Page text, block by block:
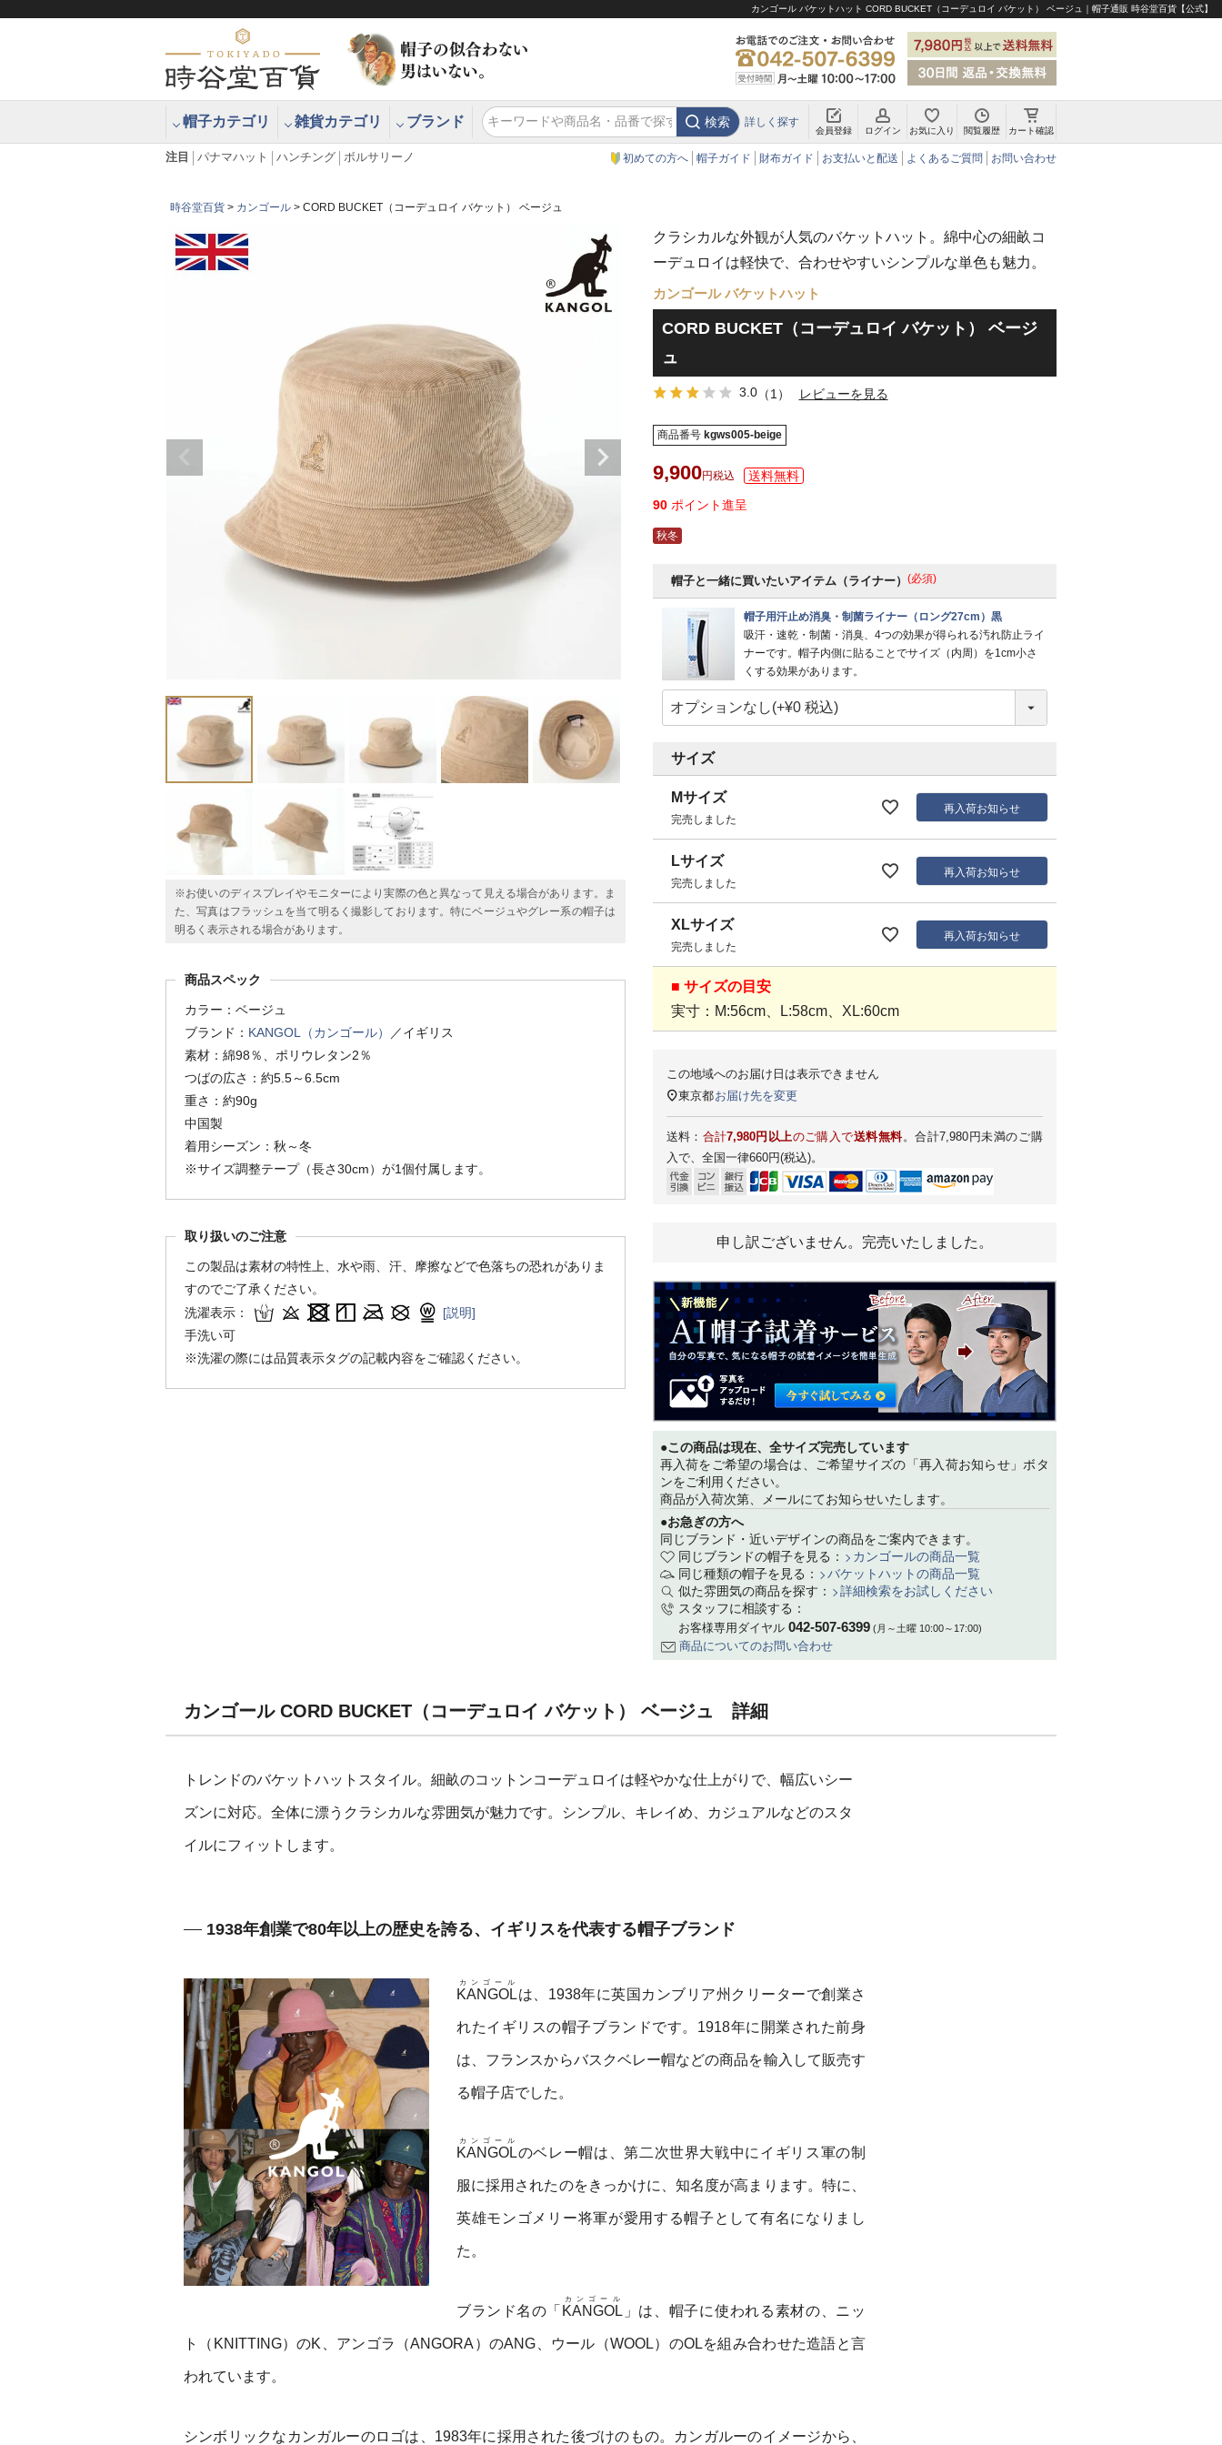
カンゴール バケットハット CORD BUCKET（コーデュロイ バケット） ベージュ｜帽子通販 時谷堂百貨【公式】
帽子カテゴリ 雑貨カテゴリ ブランド 検索 詳しく探す
会員登録 ログイン お気に入り 閲覧履歴 カート確認
注目 パナマハット ハンチング ボルサリーノ 初めての方へ 帽子ガイド 財布ガイド お支払いと配送 よくあるご質問 お問い合わせ
時谷堂百貨 カンゴール CORD BUCKET（コーデュロイ バケット） ベージュ
※お使いのディスプレイやモニターにより実際の色と異なって見える場合があります。ま
た、写真はフラッシュを当て明るく撮影しております。特にベージュやグレー系の帽子は
明るく表示される場合があります。
商品スペック
カラー：ベージュ
ブランド： KANGOL（カンゴール）
／イギリス
素材：綿98％、ポリウレタン2％
つばの広さ：約5.5～6.5cm
重さ：約90g
中国製
着用シーズン：秋～冬
※サイズ調整テープ（長さ30cm）が1個付属します。
取り扱いのご注意
この製品は素材の特性上、水や雨、汗、摩擦などで色落ちの恐れがありま
すのでご了承ください。
洗濯表示：
[説明]
手洗い可
※洗濯の際には品質表示タグの記載内容をご確認ください。
クラシカルな外観が人気のバケットハット。綿中心の細畝コ
ーデュロイは軽快で、合わせやすいシンプルな単色も魅力。
カンゴール バケットハット
CORD BUCKET（コーデュロイ バケット） ベージ
ュ
3.0（1） レビューを見る
商品番号 kgws005-beige
9,900 税込
90 ポイント進呈
秋冬
帽子と一緒に買いたいアイテム（ライナー） (必須)
帽子用汗止め消臭・制菌ライナー（ロング27cm）黒
吸汗・速乾・制菌・消臭、4つの効果が得られる汚れ防止ライ
ナーです。帽子内側に貼ることでサイズ（内周）を1cm小さ
くする効果があります。
サイズ
Mサイズ
完売しました
再入荷お知らせ
Lサイズ
完売しました
再入荷お知らせ
XLサイズ
完売しました
再入荷お知らせ
■ サイズの目安
実寸：M:56cm、L:58cm、XL:60cm
この地域へのお届け日は表示できません
東京都お届け先を変更
送料： 合計7,980円以上のご購入で送料無料。合計7,980円未満のご購
入で、全国一律660円(税込)。
申し訳ございません。完売いたしました。
●この商品は現在、全サイズ完売しています
再入荷をご希望の場合は、ご希望サイズの「再入荷お知らせ」ボタ
ンをご利用ください。
商品が入荷次第、メールにてお知らせいたします。
●お急ぎの方へ
同じブランド・近いデザインの商品をご案内できます。
同じブランドの帽子を見る：
カンゴールの商品一覧
同じ種類の帽子を見る：
バケットハットの商品一覧
似た雰囲気の商品を探す：
詳細検索をお試しください
スタッフに相談する：
お客様専用ダイヤル 042-507-6399(月～土曜 10:00～17:00)
商品についてのお問い合わせ
カンゴール CORD BUCKET（コーデュロイ バケット） ベージュ 詳細
トレンドのバケットハットスタイル。細畝のコットンコーデュロイは軽やかな仕上がりで、幅広いシー
ズンに対応。全体に漂うクラシカルな雰囲気が魅力です。シンプル、キレイめ、カジュアルなどのスタ
イルにフィットします。
1938年創業で80年以上の歴史を誇る、イギリスを代表する帽子ブランド
KANGOL
カンゴール
は、1938年に英国カンブリア州クリーターで創業さ
れたイギリスの帽子ブランドです。1918年に開業された前身
は、フランスからバスクベレー帽などの商品を輸入して販売す
る帽子店でした。
KANGOL
カンゴール
のベレー帽は、第二次世界大戦中にイギリス軍の制
服に採用されたのをきっかけに、知名度が高まります。特に、
英雄モンゴメリー将軍が愛用する帽子として有名になりまし
た。
ブランド名の「 KANGOL
カンゴール
」は、帽子に使われる素材の、ニッ
ト（KNITTING）のK、アンゴラ（ANGORA）のANG、ウール（WOOL）のOLを組み合わせた造語と言
われています。
シンボリックなカンガルーのロゴは、1983年に採用された後づけのもの。カンガルーのイメージから、